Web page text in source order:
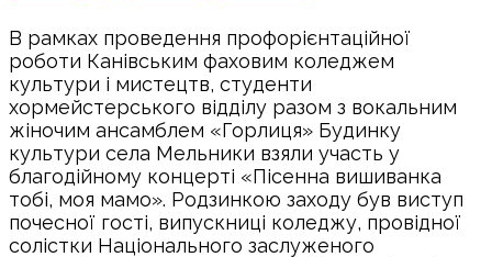
В рамках проведення профорієнтаційної
роботи Канівським фаховим коледжем
культури і мистецтв, студенти
хормейстерського відділу разом з вокальним
жіночим ансамблем «Горлиця» Будинку
культури села Мельники взяли участь у
благодійному концерті «Пісенна вишиванка
тобі, моя мамо». Родзинкою заходу був виступ
почесної гості, випускниці коледжу, провідної
солістки Національного заслуженого